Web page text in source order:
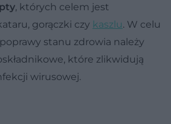
, których celem jest
gorączki czy kaszlu. W celu
stanu zdrowia należy
które zlikwidują
wirusowej.